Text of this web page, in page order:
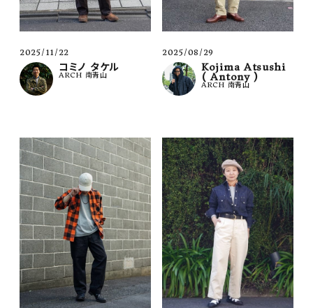
ACCOUNT MENU
ようこそ ゲスト 様
meeting_room ログイン person 会員登録
2025/11/22
コミノ タケル
ARCH 南青山
2025/08/29
Kojima Atsushi
( Antony )
ARCH 南青山